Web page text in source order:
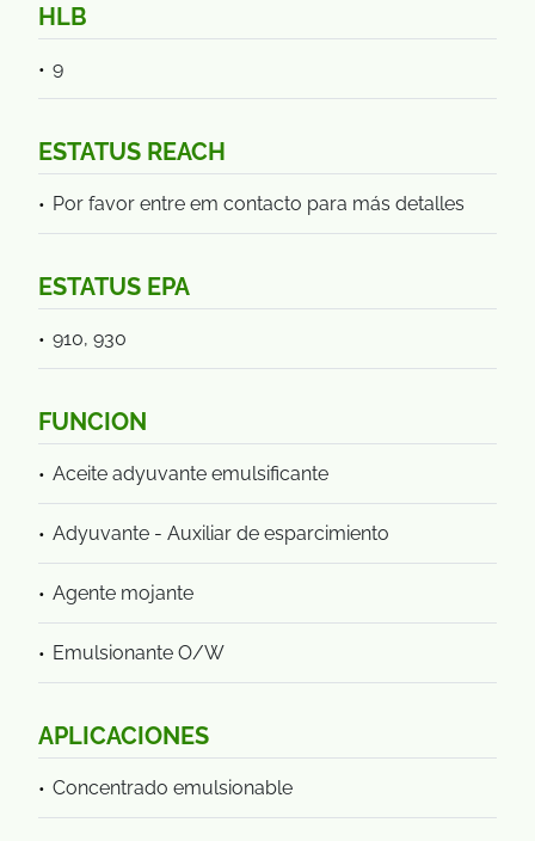
HLB
9
ESTATUS REACH
Por favor entre em contacto para más detalles
ESTATUS EPA
910, 930
FUNCION
Aceite adyuvante emulsificante
Adyuvante - Auxiliar de esparcimiento
Agente mojante
Emulsionante O/W
APLICACIONES
Concentrado emulsionable